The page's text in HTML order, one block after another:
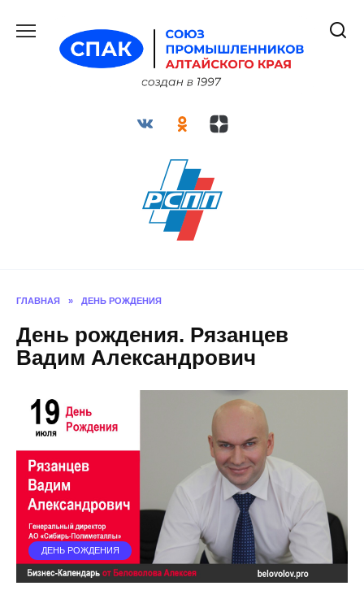
содержанию
ГЛАВНАЯ » ДЕНЬ РОЖДЕНИЯ
День рождения. Рязанцев
Вадим Александрович
ДЕНЬ РОЖДЕНИЯ